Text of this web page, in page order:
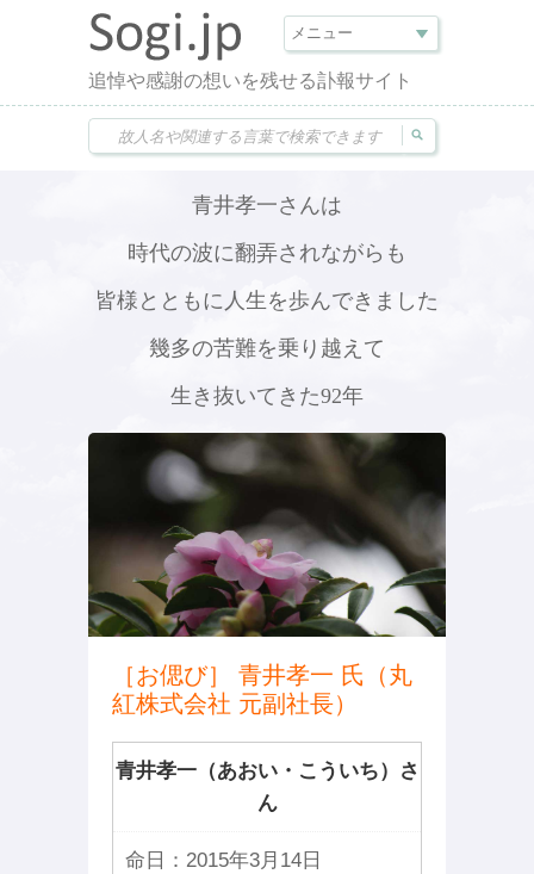
追悼や感謝の想いを残せる訃報サイト
青井孝一さんは
時代の波に翻弄されながらも
皆様とともに人生を歩んできました
幾多の苦難を乗り越えて
生き抜いてきた92年
［お偲び］ 青井孝一 氏（丸
紅株式会社 元副社長）
青井孝一（あおい・こういち）さ
ん
命日： 2015年3月14日